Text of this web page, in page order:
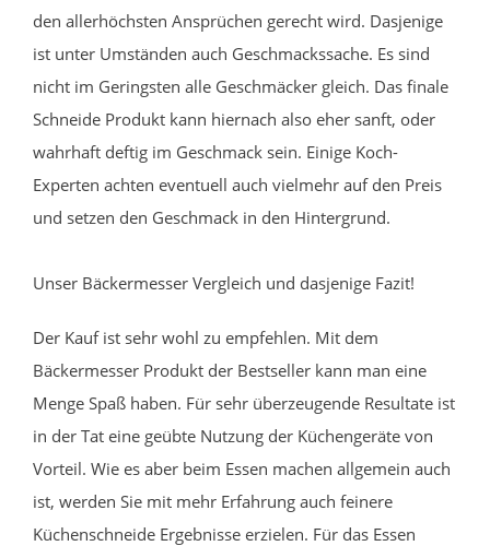
den allerhöchsten Ansprüchen gerecht wird. Dasjenige
ist unter Umständen auch Geschmackssache. Es sind
nicht im Geringsten alle Geschmäcker gleich. Das finale
Schneide Produkt kann hiernach also eher sanft, oder
wahrhaft deftig im Geschmack sein. Einige Koch-
Experten achten eventuell auch vielmehr auf den Preis
und setzen den Geschmack in den Hintergrund.
Unser Bäckermesser Vergleich und dasjenige Fazit!
Der Kauf ist sehr wohl zu empfehlen. Mit dem
Bäckermesser Produkt der Bestseller kann man eine
Menge Spaß haben. Für sehr überzeugende Resultate ist
in der Tat eine geübte Nutzung der Küchengeräte von
Vorteil. Wie es aber beim Essen machen allgemein auch
ist, werden Sie mit mehr Erfahrung auch feinere
Küchenschneide Ergebnisse erzielen. Für das Essen